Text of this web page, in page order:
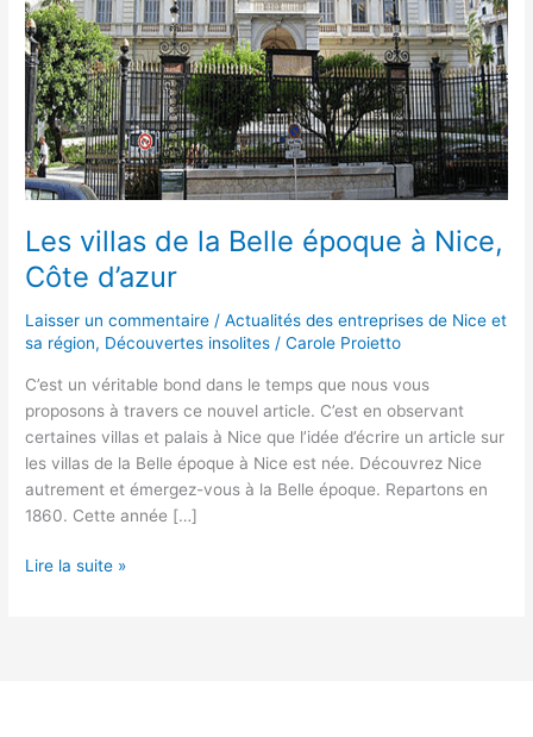
Les villas de la Belle époque à Nice,
Côte d’azur
Laisser un commentaire /Actualités des entreprises de Nice et
sa région, Découvertes insolites /Carole Proietto
C’est un véritable bond dans le temps que nous vous
proposons à travers ce nouvel article. C’est en observant
certaines villas et palais à Nice que l’idée d’écrire un article sur
les villas de la Belle époque à Nice est née. Découvrez Nice
autrement et émergez-vous à la Belle époque. Repartons en
1860. Cette année […]
époque
à
Nice,
Côte
d’azur
Lire la suite »